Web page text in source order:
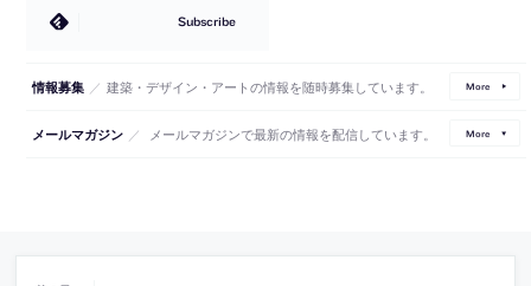
Subscribe
情報募集 ／ 建築・デザイン・アートの情報を随時募集しています。 More
メールマガジン ／ メールマガジンで最新の情報を配信しています。 More